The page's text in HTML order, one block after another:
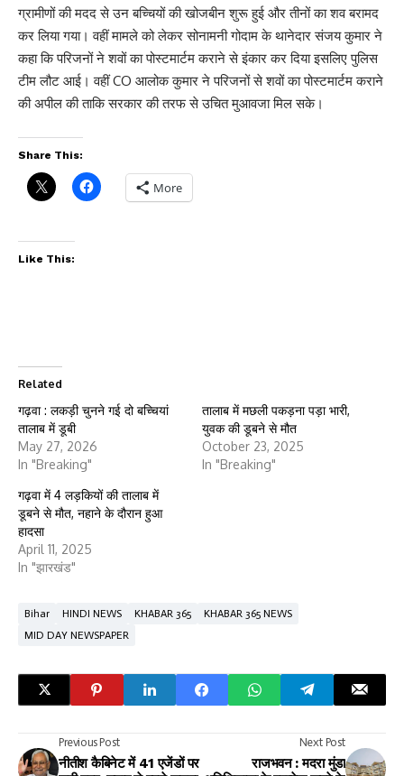
ग्रामीणों की मदद से उन बच्चियों की खोजबीन शुरू हुई और तीनों का शव बरामद
कर लिया गया। वहीं मामले को लेकर सोनामनी गोदाम के थानेदार संजय कुमार ने
कहा कि परिजनों ने शवों का पोस्टमार्टम कराने से इंकार कर दिया इसलिए पुलिस
टीम लौट आई। वहीं CO आलोक कुमार ने परिजनों से शवों का पोस्टमार्टम कराने
की अपील की ताकि सरकार की तरफ से उचित मुआवजा मिल सके।
Share This:
More
Like This:
Related
गढ़वा : लकड़ी चुनने गई दो बच्चियां
तालाब में डूबी
May 27, 2026
In "Breaking"
तालाब में मछली पकड़ना पड़ा भारी,
युवक की डूबने से मौत
October 23, 2025
In "Breaking"
गढ़वा में 4 लड़कियों की तालाब में
डूबने से मौत, नहाने के दौरान हुआ
हादसा
April 11, 2025
In "झारखंड"
Bihar HINDI NEWS KHABAR 365
KHABAR 365 NEWS
MID DAY NEWSPAPER
Previous Post
नीतीश कैबिनेट में 41 एजेंडों पर
Next Post
राजभवन : मदरा मुंडा